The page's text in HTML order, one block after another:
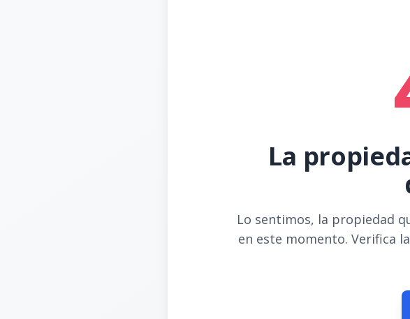
La
Lo sentimos, la propiedad
en este momento. Verifica